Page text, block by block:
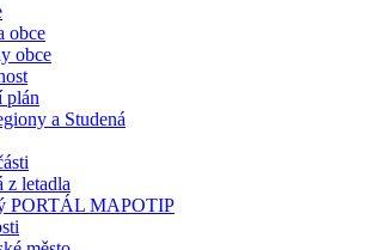
obce
obce
plán
a Studená
z letadla
PORTÁL MAPOTIP